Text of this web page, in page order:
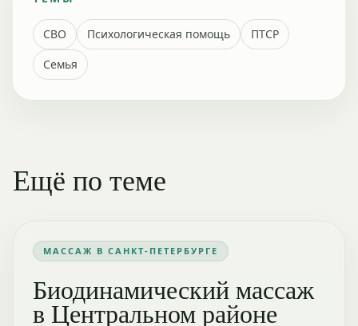
СВО Психологическая помощь
ПТСР
Семья
Ещё по теме
МАССАЖ В САНКТ-ПЕТЕРБУРГЕ
Биодинамический массаж
в Центральном районе